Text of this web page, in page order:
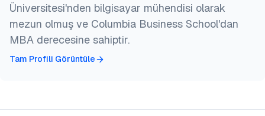
Üniversitesi'nden bilgisayar mühendisi olarak
mezun olmuş ve Columbia Business School'dan
MBA derecesine sahiptir.
Tam Profili Görüntüle